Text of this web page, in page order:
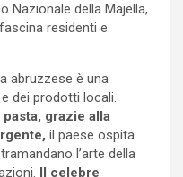
Nazionale della Majella,
residenti e
abruzzese è una
dei prodotti locali.
grazie alla
il paese ospita
l’arte della
Il celebre